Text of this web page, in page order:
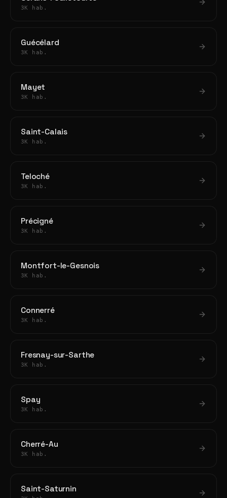
3K hab.
Guécélard
3K hab.
Mayet
3K hab.
Saint-Calais
3K hab.
Teloché
3K hab.
Précigné
3K hab.
Montfort-le-Gesnois
3K hab.
Connerré
3K hab.
Fresnay-sur-Sarthe
3K hab.
Spay
3K hab.
Cherré-Au
3K hab.
Saint-Saturnin